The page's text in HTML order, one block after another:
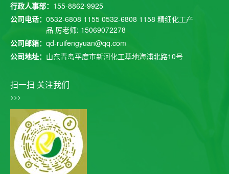
行政人事部： 155-8862-9925
公司电话： 0532-6808 1155 0532-6808 1158 精细化工产
品 厉老师: 15069072278
公司邮箱： qd-ruifengyuan@qq.com
公司地址： 山东青岛平度市新河化工基地海浦北路10号
扫一扫 关注我们
>>>